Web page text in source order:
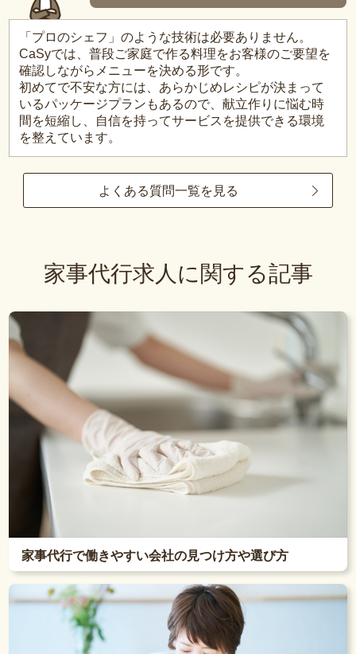
「プロのシェフ」のような技術は必要ありません。
CaSyでは、普段ご家庭で作る料理をお客様のご要望を
確認しながらメニューを決める形です。
初めてで不安な方には、あらかじめレシピが決まって
いるパッケージプランもあるので、献立作りに悩む時
間を短縮し、自信を持ってサービスを提供できる環境
を整えています。
よくある質問一覧を見る
家事代行求人に関する記事
家事代行で働きやすい会社の見つけ方や選び方